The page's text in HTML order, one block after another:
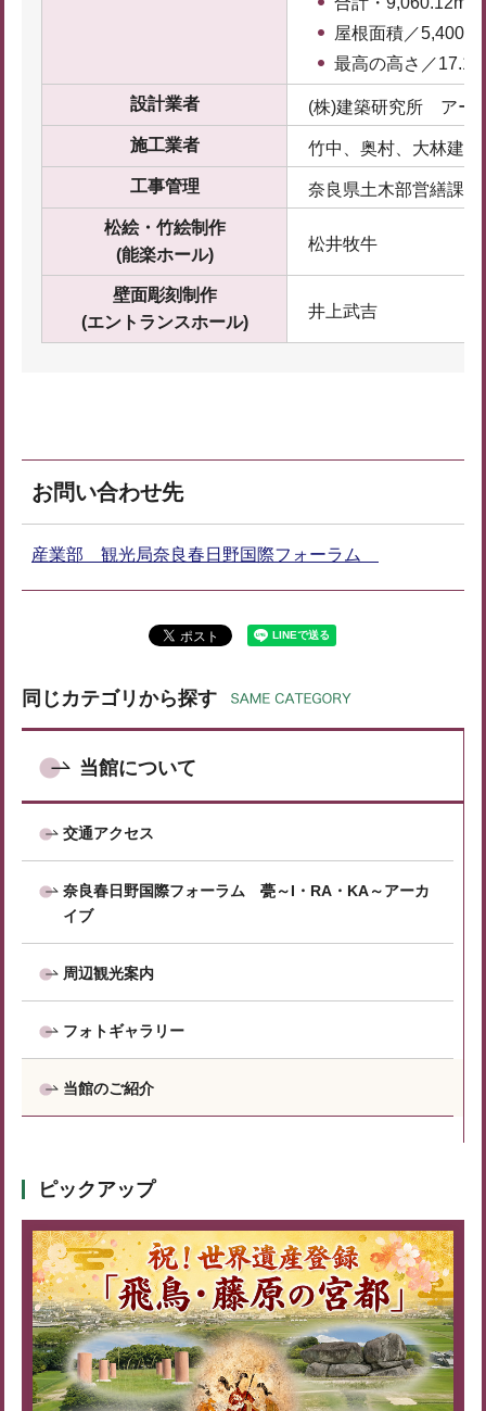
屋根面積／5,400m²
最高の高さ／
設計業者 (株)建築研究所 アー
施工業者 竹中、奥村、大林建
工事管理 奈良県土木部営繕課
松絵・竹絵制作
(能楽ホール)
松井牧牛
壁面彫刻制作
(エントランスホール)
井上武吉
お問い合わせ先
産業部 観光局奈良春日野国際フォーラム
同じカテゴリから探す
当館について
交通アクセス
奈良春日野国際フォーラム 甍～I・RA・KA～アーカ
イブ
周辺観光案内
フォトギャラリー
当館のご紹介
ピックアップ